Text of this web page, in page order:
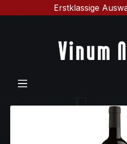
Zum Hauptinhalt springen
Erstklassige Auswahl,
Bildergalerie überspringen